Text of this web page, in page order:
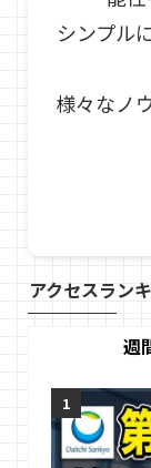
シンプル
様々なノ
アクセスラン
週